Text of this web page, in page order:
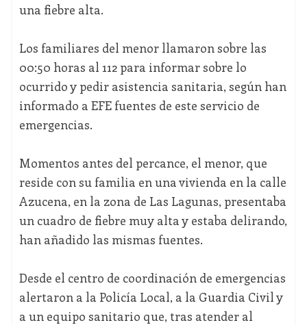
una fiebre alta.
Los familiares del menor llamaron sobre las
00:50 horas al 112 para informar sobre lo
ocurrido y pedir asistencia sanitaria, según han
informado a EFE fuentes de este servicio de
emergencias.
Momentos antes del percance, el menor, que
reside con su familia en una vivienda en la calle
Azucena, en la zona de Las Lagunas, presentaba
un cuadro de fiebre muy alta y estaba delirando,
han añadido las mismas fuentes.
Desde el centro de coordinación de emergencias
alertaron a la Policía Local, a la Guardia Civil y
a un equipo sanitario que, tras atender al